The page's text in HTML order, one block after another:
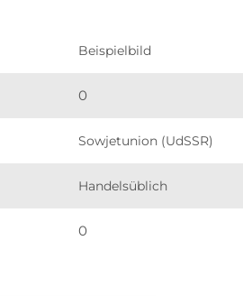
Beispielbild
0
Sowjetunion (UdSSR)
Handelsüblich
0